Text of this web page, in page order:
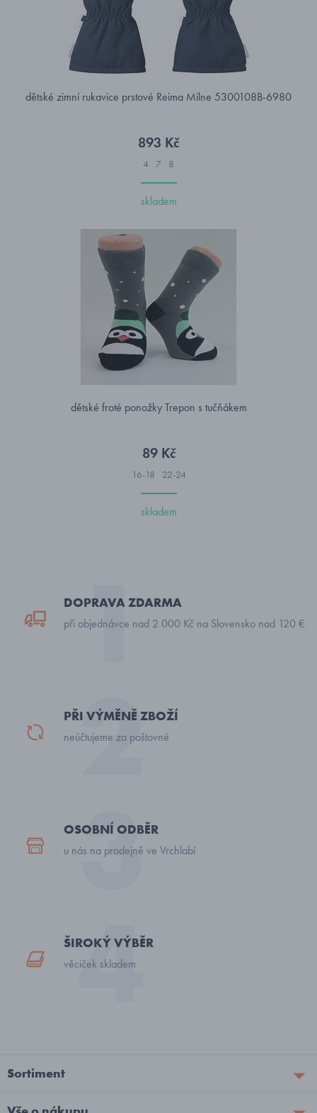
dětské zimní rukavice prstové Reima Milne 5300108B-6980
893 Kč
4 7 8
skladem
dětské froté ponožky Trepon s tučňákem
89 Kč
16-18 22-24
skladem
DOPRAVA ZDARMA
při objednávce nad 2 000 Kč na Slovensko nad 120 €
PŘI VÝMĚNĚ ZBOŽÍ
neúčtujeme za poštovné
OSOBNÍ ODBĚR
u nás na prodejně ve Vrchlabí
ŠIROKÝ VÝBĚR
věciček skladem
Sortiment